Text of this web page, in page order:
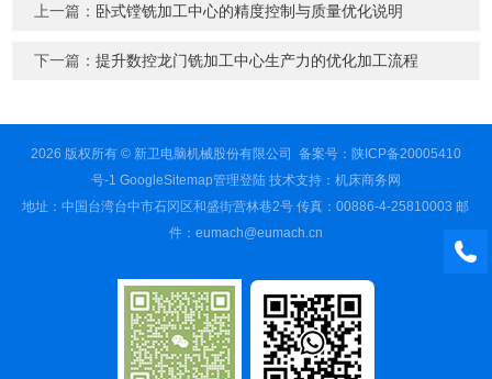
上一篇： 卧式镗铣加工中心的精度控制与质量优化说明
下一篇：提升数控龙门铣加工中心生产力的优化加工流程
2026 版权所有 © 新卫电脑机械股份有限公司 备案号： 陕ICP备20005410
号-1 GoogleSitemap管理登陆技术支持： 机床商务网
地址：中国台湾台中市石冈区和盛街营林巷2号 传真：00886-4-25810003 邮
件：eumach@eumach.cn